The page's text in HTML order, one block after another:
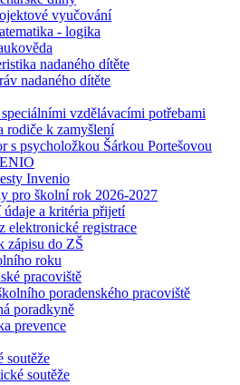
vyučování
- logika
nadaného dítěte
nadaného dítěte
vzdělávacími potřebami
rodiče k zamyšlení
s psycholožkou Šárkou Portešovou
Invenio
pro školní rok 2026-2027
údaje a kritéria přijetí
elektronické registrace
zápisu do ZŠ
roku
pracoviště
poradenského pracoviště
poradkyně
prevence
soutěže
soutěže